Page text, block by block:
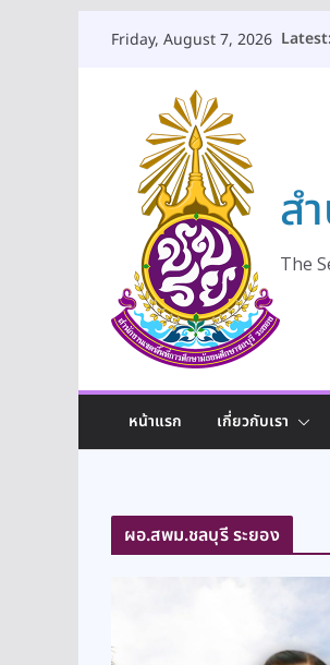
Friday, August 7, 2026 Latest:
ส
The
หน้าแรก เกี่ยวกับเรา
ผอ.สพม.ชลบุรี ระยอง